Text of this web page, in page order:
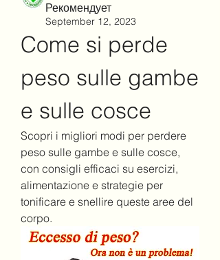
Рекомендует
September 12, 2023
Come si perde
peso sulle gambe
e sulle cosce
Scopri i migliori modi per perdere
peso sulle gambe e sulle cosce,
con consigli efficaci su esercizi,
alimentazione e strategie per
tonificare e snellire queste aree del
corpo.